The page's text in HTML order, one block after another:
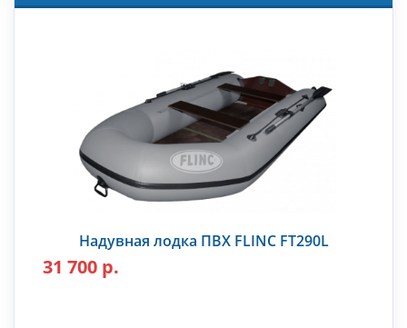
Надувная лодка ПВХ FLINC FT290L
31 700 р.